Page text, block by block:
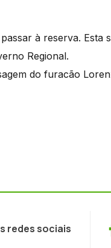
à reserva. Esta
Regional.
do furacão
redes sociais